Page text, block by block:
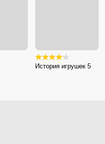
История игрушек 5